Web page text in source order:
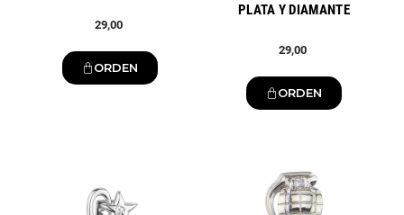
29,00
ORDEN
PLATA Y DIAMANTE
29,00
ORDEN